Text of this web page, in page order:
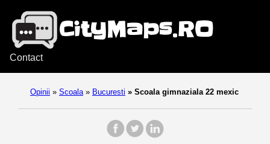
Contact
Opinii » Scoala » Bucuresti » Scoala gimnaziala 22 mexic